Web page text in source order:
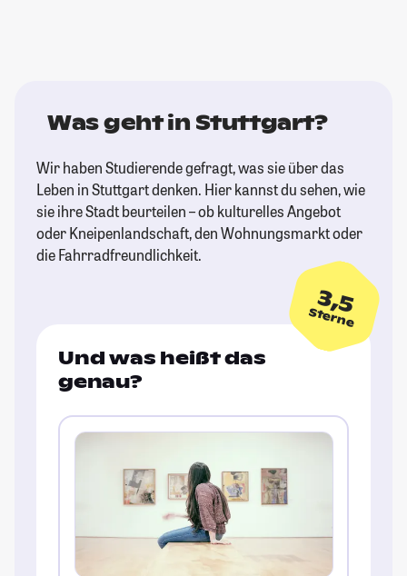
Was geht in Stuttgart?
Wir haben Studierende gefragt, was sie über das
Leben in Stuttgart denken. Hier kannst du sehen, wie
sie ihre Stadt beurteilen – ob kulturelles Angebot
oder Kneipenlandschaft, den Wohnungsmarkt oder
die Fahrradfreundlichkeit.
3,5
Sterne
Und was heißt das
genau?